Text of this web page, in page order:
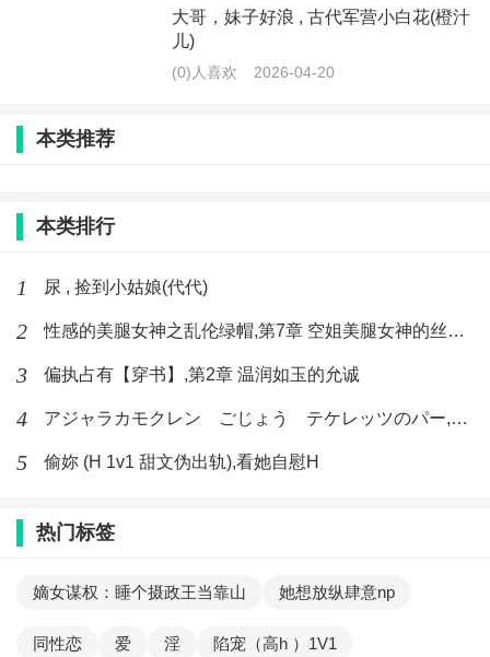
大哥，妹子好浪 , 古代军营小白花(橙汁
儿)
(0)人喜欢 2026-04-20
本类推荐
本类排行
1 尿 , 捡到小姑娘(代代)
2 性感的美腿女神之乱伦绿帽,第7章 空姐美腿女神的丝袜足交
3 偏执占有【穿书】,第2章 温润如玉的允诚
4 アジャラカモクレン ごじょう テケレッツのパー,【No. 42 Rube Goldberg Machine】十四
5 偷妳 (H 1v1 甜文伪出轨),看她自慰H
热门标签
嫡女谋权：睡个摄政王当靠山 她想放纵肆意np
同性恋 爱 淫 陷宠（高h ）1V1